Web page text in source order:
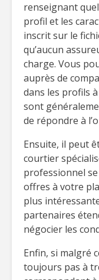
renseignant
profil et les
inscrit sur le
qu’aucun
charge. Vous
auprès de
dans les profils
sont
de répondre à
Ensuite, il peut
courtier
professionnel
offres à votre
plus
partenaires
négocier les
Enfin, si malgré
toujours pas à